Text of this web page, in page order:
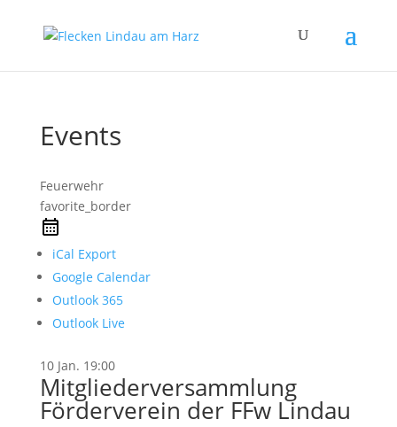
Events
Feuerwehr
favorite_border
iCal Export
Google Calendar
Outlook 365
Outlook Live
10 Jan. 19:00
Mitgliederversammlung
Förderverein der FFw Lindau